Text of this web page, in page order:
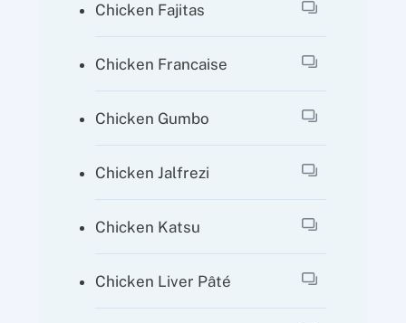
Chicken Fajitas
Chicken Francaise
Chicken Gumbo
Chicken Jalfrezi
Chicken Katsu
Chicken Liver Pâté